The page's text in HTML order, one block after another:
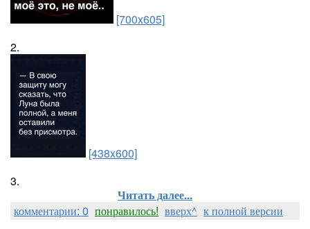
[700x605]
2.
[438x600]
3.
Читать далее...
комментарии: 0 понравилось! вверх^ к полной версии